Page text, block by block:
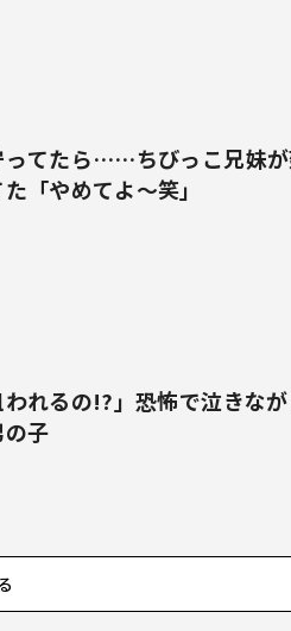
ってたら……ちびっこ兄妹
「やめてよ～笑」
われるの!?」恐怖で泣きな
子